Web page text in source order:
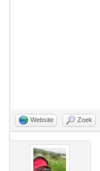
Website Zoek